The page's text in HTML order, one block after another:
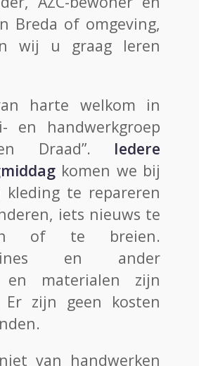
Breda of omgeving,
wij u graag leren
harte welkom in
en handwerkgroep
Draad”. Iedere
komen we bij
kleding te repareren
iets nieuws te
of te breien.
en ander
en materialen zijn
Er zijn geen kosten
van handwerken